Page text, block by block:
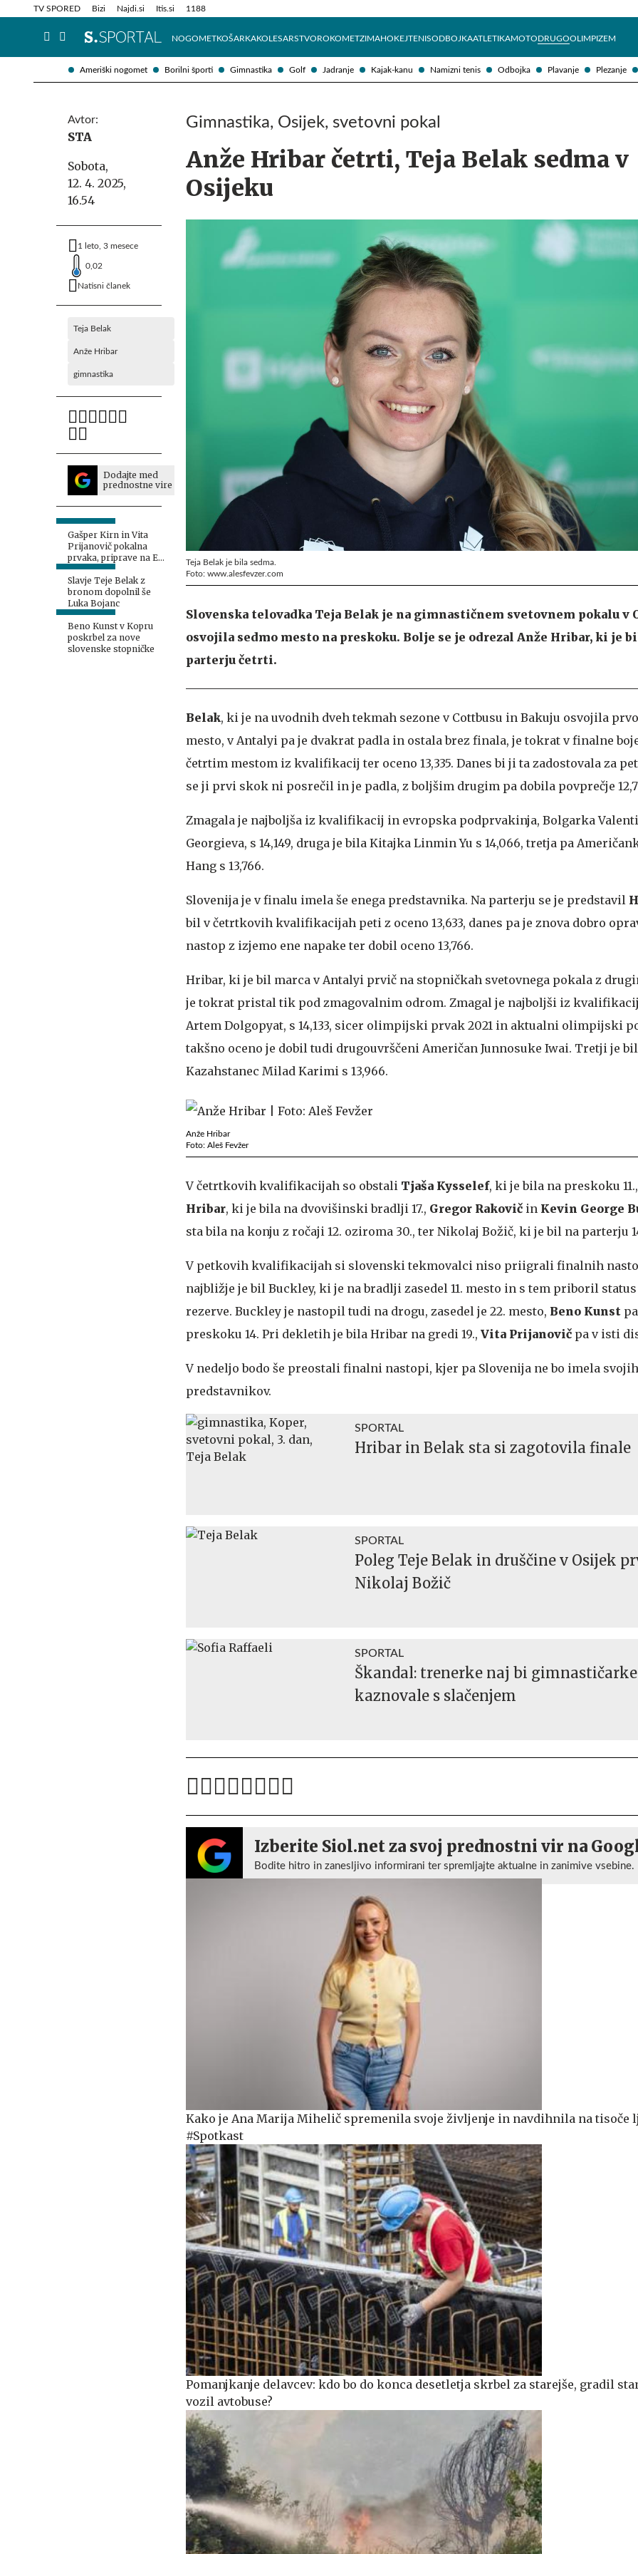
Ameriški nogomet Borilni športi Gimnastika Golf Jadranje Kajak-kanu Namizni tenis Odbojka Plavanje Plezanje
TV SPORED Bizi Najdi.si Itis.si 1188
NOGOMETKOŠARKAKOLESARSTVOROKOMETZIMAHOKEJTENISODBOJKAATLETIKAMOTODRUGOOLIMPIZEM
Info in obvestila Tehnik
Avtor:
STA
Sobota,
12. 4. 2025,
16.54
1 leto, 3 mesece
0,02
Natisni članek
Teja Belak
Anže Hribar
gimnastika
Dodajte med
prednostne vire
Gašper Kirn in Vita
Prijanovič pokalna
prvaka, priprave na EP
že v teku
Slavje Teje Belak z
bronom dopolnil še
Luka Bojanc
Beno Kunst v Kopru
poskrbel za nove
slovenske stopničke
Gimnastika, Osijek, svetovni pokal
Anže Hribar četrti, Teja Belak sedma v
Osijeku
Teja Belak je bila sedma.
Foto: www.alesfevzer.com
Slovenska telovadka Teja Belak je na gimnastičnem svetovnem pokalu v
osvojila sedmo mesto na preskoku. Bolje se je odrezal Anže Hribar, ki je
parterju četrti.
Belak, ki je na uvodnih dveh tekmah sezone v Cottbusu in Bakuju osvojila
mesto, v Antalyi pa je dvakrat padla in ostala brez finala, je tokrat v finalne
četrtim mestom iz kvalifikacij ter oceno 13,335. Danes bi ji ta zadostovala za
se ji prvi skok ni posrečil in je padla, z boljšim drugim pa dobila povprečje
Zmagala je najboljša iz kvalifikacij in evropska podprvakinja, Bolgarka
Georgieva, s 14,149, druga je bila Kitajka Linmin Yu s 14,066, tretja pa
Hang s 13,766.
Slovenija je v finalu imela še enega predstavnika. Na parterju se je predstavil
bil v četrtkovih kvalifikacijah peti z oceno 13,633, danes pa je znova dobro
nastop z izjemo ene napake ter dobil oceno 13,766.
Hribar, ki je bil marca v Antalyi prvič na stopničkah svetovnega pokala z
je tokrat pristal tik pod zmagovalnim odrom. Zmagal je najboljši iz
Artem Dolgopyat, s 14,133, sicer olimpijski prvak 2021 in aktualni olimpijski
takšno oceno je dobil tudi drugouvrščeni Američan Junnosuke Iwai. Tretji je bil
Kazahstanec Milad Karimi s 13,966.
Anže Hribar
Foto: Aleš Fevžer
V četrtkovih kvalifikacijah so obstali Tjaša Kysselef, ki je bila na preskoku
Hribar, ki je bila na dvovišinski bradlji 17., Gregor Rakovič in Kevin George
sta bila na konju z ročaji 12. oziroma 30., ter Nikolaj Božič, ki je bil na parterju
V petkovih kvalifikacijah si slovenski tekmovalci niso priigrali finalnih
najbližje je bil Buckley, ki je na bradlji zasedel 11. mesto in s tem priboril
rezerve. Buckley je nastopil tudi na drogu, zasedel je 22. mesto, Beno Kunst
preskoku 14. Pri dekletih je bila Hribar na gredi 19., Vita Prijanovič pa v isti
V nedeljo bodo še preostali finalni nastopi, kjer pa Slovenija ne bo imela svojih
predstavnikov.
SPORTAL
Hribar in Belak sta si zagotovila finale
SPORTAL
Poleg Teje Belak in druščine v Osijek
Nikolaj Božič
SPORTAL
Škandal: trenerke naj bi gimnastičarke
kaznovale s slačenjem
Izberite Siol.net za svoj prednostni vir na
Bodite hitro in zanesljivo informirani ter spremljajte aktualne in zanimive vsebine.
Kako je Ana Marija Mihelič spremenila svoje življenje in navdihnila na tisoče
#Spotkast
Pomanjkanje delavcev: kdo bo do konca desetletja skrbel za starejše, gradil
vozil avtobuse?